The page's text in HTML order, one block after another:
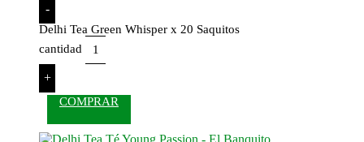
-
Delhi Tea Green Whisper x 20 Saquitos
cantidad
+
COMPRAR